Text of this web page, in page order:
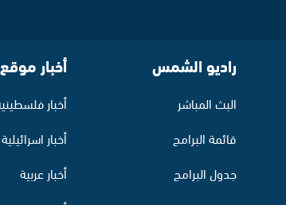
راديو الشمس
البث المباشر
قائمة البرامج
جدول البرامج
أخبار
أخبار
أخبار اسرائيلية
أخبار عربية